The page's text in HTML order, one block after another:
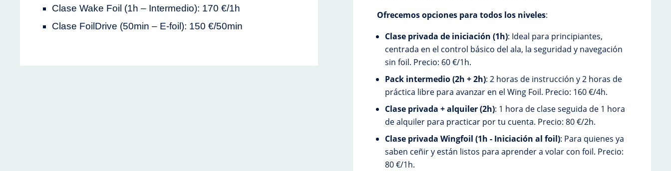
Clase Wake Foil (1h – Intermedio): 170 €/1h
Clase FoilDrive (50min – E-foil): 150 €/50min
Ofrecemos opciones para todos los niveles:
Clase privada de iniciación (1h): Ideal para principiantes,
centrada en el control básico del ala, la seguridad y navegación
sin foil. Precio: 60 €/1h.
Pack intermedio (2h + 2h): 2 horas de instrucción y 2 horas de
práctica libre para avanzar en el Wing Foil. Precio: 160 €/4h.
Clase privada + alquiler (2h): 1 hora de clase seguida de 1 hora
de alquiler para practicar por tu cuenta. Precio: 80 €/2h.
Clase privada Wingfoil (1h - Iniciación al foil): Para quienes ya
saben ceñir y están listos para aprender a volar con foil. Precio:
80 €/1h.